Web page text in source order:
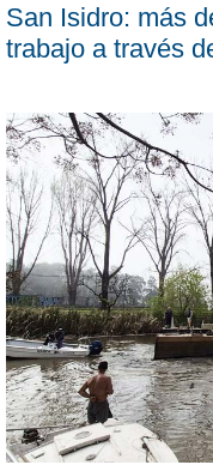
San Isidro: más
trabajo a través